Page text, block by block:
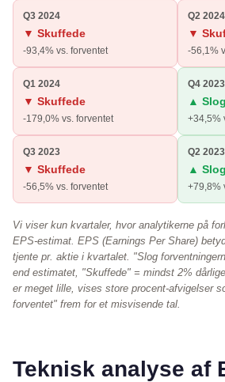
Q3 2024
▼ Skuffede
-93,4% vs. forventet
Q2 2024
▼
-56,1%
Q1 2024
▼ Skuffede
-179,0% vs. forventet
Q4 2023
▲
+34,5%
Q3 2023
▼ Skuffede
-56,5% vs. forventet
Q2 2023
▲
+79,8%
Vi viser kun kvartaler, hvor analytikerne på
EPS-estimat. EPS (Earnings Per Share)
tjente pr. aktie i kvartalet. "Slog
end estimatet, "Skuffede" = mindst 2%
er meget lille, vises store procent-afvigelser
forventet" frem for et misvisende tal.
Teknisk analyse af